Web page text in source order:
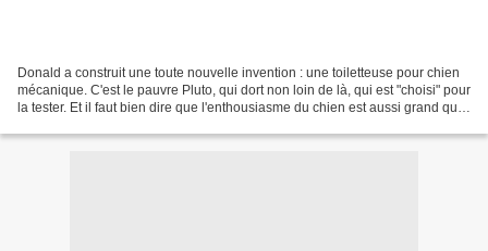
Donald a construit une toute nouvelle invention : une toiletteuse pour chien
mécanique. C'est le pauvre Pluto, qui dort non loin de là, qui est "choisi" pour
la tester. Et il faut bien dire que l'enthousiasme du chien est aussi grand que